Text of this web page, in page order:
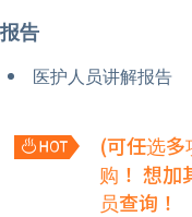
报告
医护人员讲解报告
(可任选
购！ 想加
员查询！